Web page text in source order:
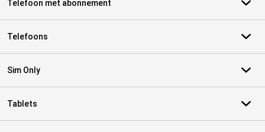
Telefoon met abonnement
Telefoons
Sim Only
Tablets